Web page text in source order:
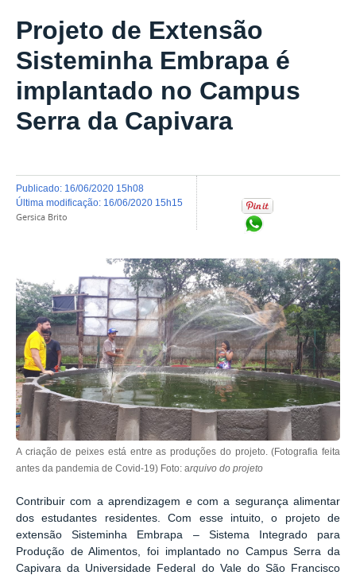
Projeto de Extensão
Sisteminha Embrapa é
implantado no Campus
Serra da Capivara
publicado: 16/06/2020 15h08
última modificação: 16/06/2020 15h15
Gersica Brito
A criação de peixes está entre as produções do projeto. (Fotografia feita
antes da pandemia de Covid-19) Foto: arquivo do projeto
Contribuir com a aprendizagem e com a segurança alimentar
dos estudantes residentes. Com esse intuito, o projeto de
extensão Sisteminha Embrapa – Sistema Integrado para
Produção de Alimentos, foi implantado no Campus Serra da
Capivara da Universidade Federal do Vale do São Francisco